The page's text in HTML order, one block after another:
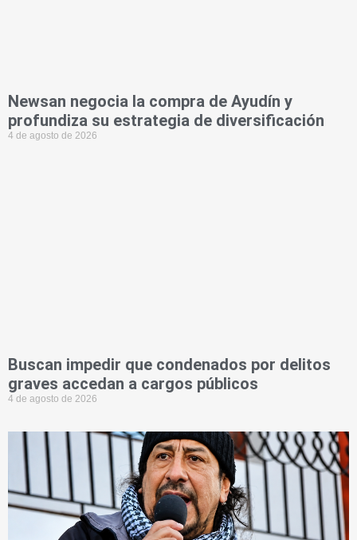
Newsan negocia la compra de Ayudín y
profundiza su estrategia de diversificación
4 de agosto de 2026
Buscan impedir que condenados por delitos
graves accedan a cargos públicos
4 de agosto de 2026